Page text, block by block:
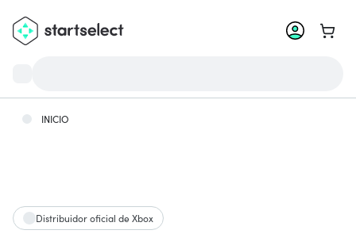
Ir a
INICIO
Distribuidor oficial de Xbox